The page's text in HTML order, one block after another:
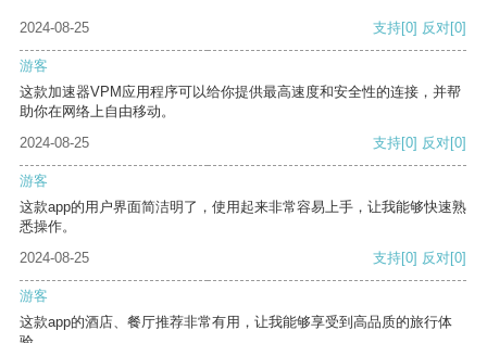
2024-08-25 支持[0] 反对[0]
游客
这款加速器VPM应用程序可以给你提供最高速度和安全性的连接，并帮
助你在网络上自由移动。
2024-08-25
支持[0] 反对[0]
游客
这款app的用户界面简洁明了，使用起来非常容易上手，让我能够快速熟
悉操作。
2024-08-25
支持[0] 反对[0]
游客
这款app的酒店、餐厅推荐非常有用，让我能够享受到高品质的旅行体